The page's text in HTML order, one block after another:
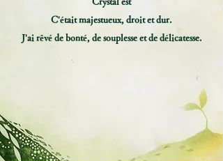
C'était majestueux, droit et dur.
J'ai rêvé de bonté, de souplesse et de délicatesse.